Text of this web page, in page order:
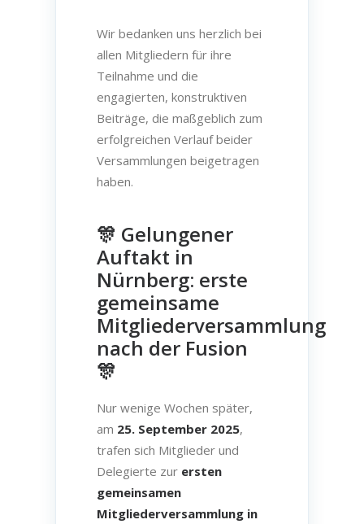
Wir bedanken uns herzlich bei
allen Mitgliedern für ihre
Teilnahme und die
engagierten, konstruktiven
Beiträge, die maßgeblich zum
erfolgreichen Verlauf beider
Versammlungen beigetragen
haben.
🎊 Gelungener
Auftakt in
Nürnberg: erste
gemeinsame
Mitgliederversammlung
nach der Fusion
🎊
Nur wenige Wochen später,
am 25. September 2025,
trafen sich Mitglieder und
Delegierte zur ersten
gemeinsamen
Mitgliederversammlung in